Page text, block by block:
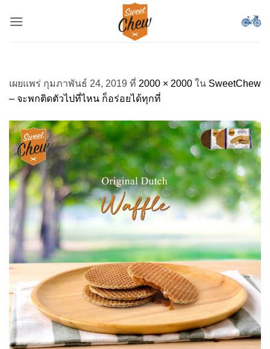
เผยแพร่ กุมภาพันธ์ 24, 2019 ที่ 2000 × 2000 ใน SweetChew
– จะพกติดตัวไปที่ไหน ก็อร่อยได้ทุกที่